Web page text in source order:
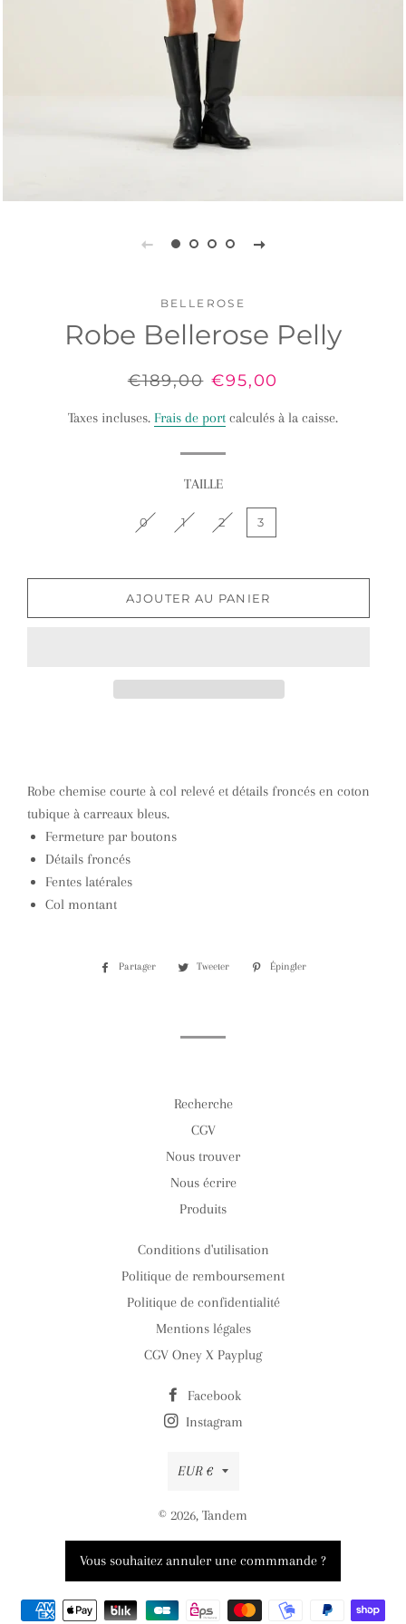
BELLEROSE
Robe Bellerose Pelly
Prix
€189,00 Prix
€95,00
Taxes incluses. Frais de port calculés à la caisse.
TAILLE
0 1 2 3
AJOUTER AU PANIER
Robe chemise courte à col relevé et détails froncés en coton
tubique à carreaux bleus.
Fermeture par boutons
Détails froncés
Fentes latérales
Col montant
Partager
PartagerTweeter
Tweeter Épingler
Recherche
CGV
Nous trouver
Nous écrire
Produits
Conditions d'utilisation
Politique de remboursement
Politique de confidentialité
Mentions légales
CGV Oney X Payplug
Facebook
Instagram
Devise
EUR €
© 2026, Tandem
Vous souhaitez annuler une commmande ?
paiement